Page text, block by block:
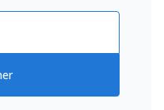
to mention this is a
an eye on your client;
me I was developing
get at altitude but my oxsat